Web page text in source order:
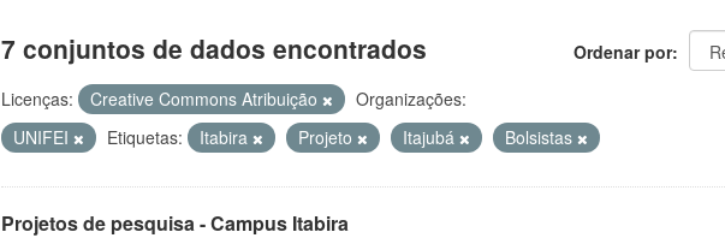
Ordenar por
7 conjuntos de dados encontrados
Licenças: Creative Commons Atribuição
Organizações:
UNIFEI
Etiquetas: Itabira Projeto Itajubá Bolsistas
Projetos de pesquisa - Campus Itabira